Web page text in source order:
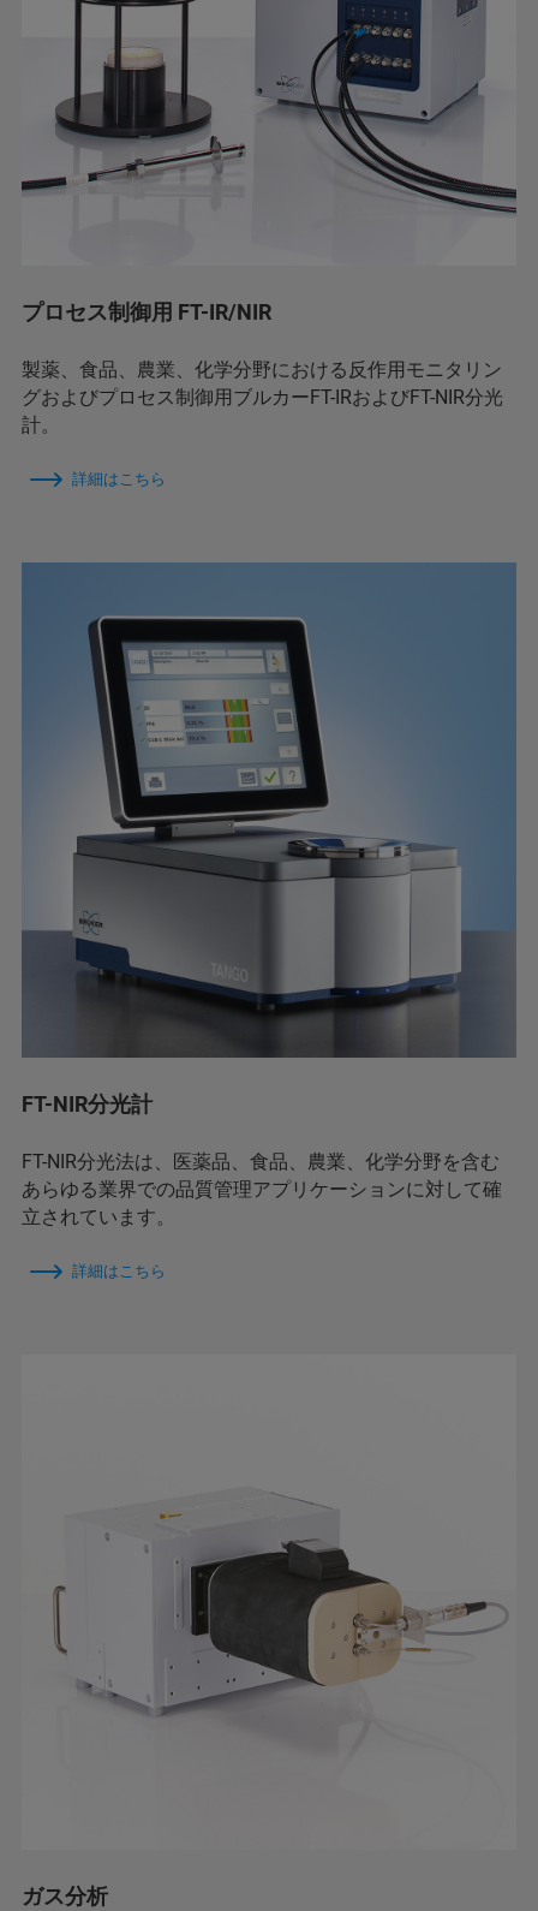
プロセス制御用 FT-IR/NIR
製薬、食品、農業、化学分野における反作用モニタリン
グおよびプロセス制御用ブルカーFT-IRおよびFT-NIR分光
計。
詳細はこちら
FT-NIR分光計
FT-NIR分光法は、医薬品、食品、農業、化学分野を含む
あらゆる業界での品質管理アプリケーションに対して確
立されています。
詳細はこちら
ガス分析